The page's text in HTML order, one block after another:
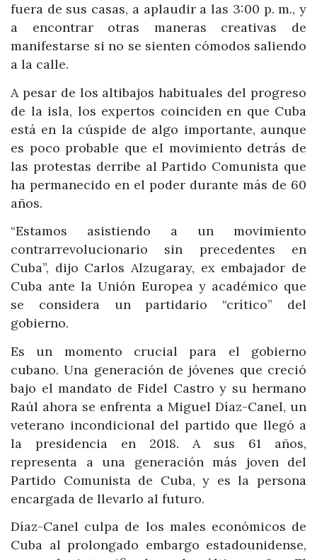
fuera de sus casas, a aplaudir a las 3:00 p. m., y
a encontrar otras maneras creativas de
manifestarse si no se sienten cómodos saliendo
a la calle.
A pesar de los altibajos habituales del progreso
de la isla, los expertos coinciden en que Cuba
está en la cúspide de algo importante, aunque
es poco probable que el movimiento detrás de
las protestas derribe al Partido Comunista que
ha permanecido en el poder durante más de 60
años.
“Estamos asistiendo a un movimiento
contrarrevolucionario sin precedentes en
Cuba”, dijo Carlos Alzugaray, ex embajador de
Cuba ante la Unión Europea y académico que
se considera un partidario “crítico” del
gobierno.
Es un momento crucial para el gobierno
cubano. Una generación de jóvenes que creció
bajo el mandato de Fidel Castro y su hermano
Raúl ahora se enfrenta a Miguel Díaz-Canel, un
veterano incondicional del partido que llegó a
la presidencia en 2018. A sus 61 años,
representa a una generación más joven del
Partido Comunista de Cuba, y es la persona
encargada de llevarlo al futuro.
Díaz-Canel culpa de los males económicos de
Cuba al prolongado embargo estadounidense,